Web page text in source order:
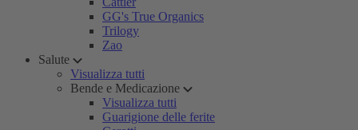
GG's True Organics
Trilogy
Zao
Salute
Visualizza tutti
Bende e Medicazione
Visualizza tutti
Guarigione delle ferite